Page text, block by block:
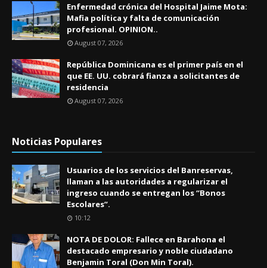
Enfermedad crónica del Hospital Jaime Mota:
Mafia política y falta de comunicación
profesional. OPINION..
August 07, 2026
República Dominicana es el primer país en el
que EE. UU. cobrará fianza a solicitantes de
residencia
August 07, 2026
Noticias Populares
Usuarios de los servicios del Banreservas,
llaman a las autoridades a regularizar el
ingreso cuando se entregan los “Bonos
Escolares”.
10:12
NOTA DE DOLOR: Fallece en Barahona el
destacado empresario y noble ciudadano
Benjamin Toral (Don Min Toral).